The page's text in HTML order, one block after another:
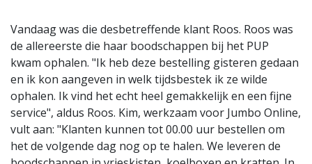
Vandaag was die desbetreffende klant Roos. Roos was
de allereerste die haar boodschappen bij het PUP
kwam ophalen. "Ik heb deze bestelling gisteren gedaan
en ik kon aangeven in welk tijdsbestek ik ze wilde
ophalen. Ik vind het echt heel gemakkelijk en een fijne
service", aldus Roos. Kim, werkzaam voor Jumbo Online,
vult aan: "Klanten kunnen tot 00.00 uur bestellen om
het de volgende dag nog op te halen. We leveren de